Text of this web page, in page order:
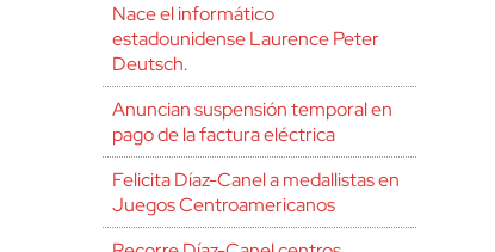
Nace el informático
estadounidense Laurence Peter
Deutsch.
Anuncian suspensión temporal en
pago de la factura eléctrica
Felicita Díaz-Canel a medallistas en
Juegos Centroamericanos